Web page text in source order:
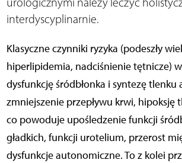
interdyscyplinarnie.
Klasyczne czynniki ryzyka (podeszły
hiperlipidemia, nadciśnienie tętnicze)
dysfunkcję śródbłonka i syntezę tlenku
zmniejszenie przepływu krwi, hipoksję
co powoduje upośledzenie funkcji
gładkich, funkcji urotelium, przerost
dysfunkcje autonomiczne. To z kolei